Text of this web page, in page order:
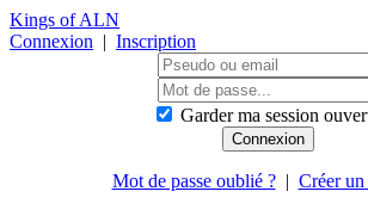
Kings of ALN
Connexion | Inscription
Garder ma session
Mot de passe oublié ?| Créer